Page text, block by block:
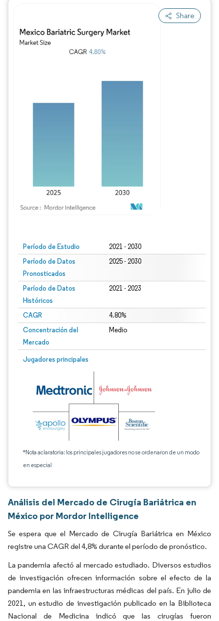
Share
Período de Estudio 2021 - 2030
Período de Datos
Pronosticados
2025 - 2030
Período de Datos
Históricos
2021 - 2023
CAGR 4.80%
Concentración del
Mercado
Medio
Jugadores principales
*Nota aclaratoria: los principales jugadores no se ordenaron de un modo
en especial
Análisis del Mercado de Cirugía Bariátrica en
México por Mordor Intelligence
Se espera que el Mercado de Cirugía Bariátrica en México
registre una CAGR del 4,8% durante el período de pronóstico.
La pandemia afectó al mercado estudiado. Diversos estudios
de investigación ofrecen información sobre el efecto de la
pandemia en las infraestructuras médicas del país. En julio de
2021, un estudio de investigación publicado en la Biblioteca
Nacional de Medicina indicó que las cirugías fueron